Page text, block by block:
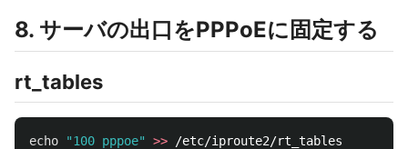
8. サーバの出口をPPPoEに固定する
rt_tables
echo "100 pppoe" >>